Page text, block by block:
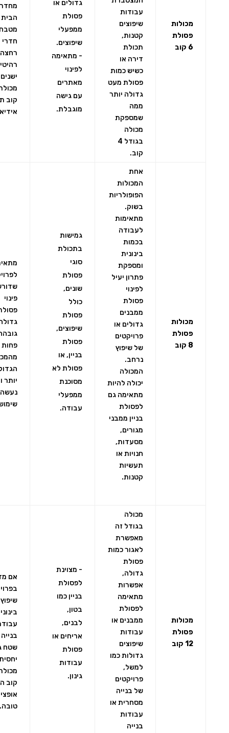
מכולות
פסולת
6 קוב
עבודות
שיפוצים
קטנות,
תכולת
דירה או
כשיש כמות
פסולת מעט
גדולה יותר
ממה
שמספקת
מכולה
בגודל 4
קוב.
גדולים או
פסולת
ממפעלי
שיפוצים.
- מתאימה
לפינוי
מאתרים
עם גישה
מוגבלת.
הבית
חדרי
רחצה
קוב
מכולות
פסולת
8 קוב
אחת
המכולות
הפופולריות
בשוק.
מתאימות
לעבודה
בכמות
בינונית
ומספקת
פתרון יעיל
לפינוי
פסולת
ממבנים
גדולים או
פרויקטים
של שיפוץ
נרחב.
המכולה
יכולה להיות
מתאימה גם
לפסולת
בניין ממבני
מגורים,
מסעדות,
חנויות או
תעשיות
קטנות.
גמישות
בתכולת
סוגי
פסולת
שונים,
כולל
פסולת
שיפוצים,
פסולת
בניין, או
פסולת לא
מסוכנת
ממפעלי
עבודה.
פינוי
פחות
יותר
מכולות
פסולת
12 קוב
מכולה
בגודל זה
מאפשרת
לאגור כמות
פסולת
גדולה,
אפשרות
מתאימה
לפסולת
ממבנים או
עבודות
שיפוצים
גדולות כמו
למשל,
פרויקטים
של בנייה
מסחרית או
עבודות
בנייה
- מצוינת
לפסולת
בניין כמו
בטון,
לבנים,
אריחים או
פסולת
עבודות
גינון.
אם
שיפוץ
שטח
קוב